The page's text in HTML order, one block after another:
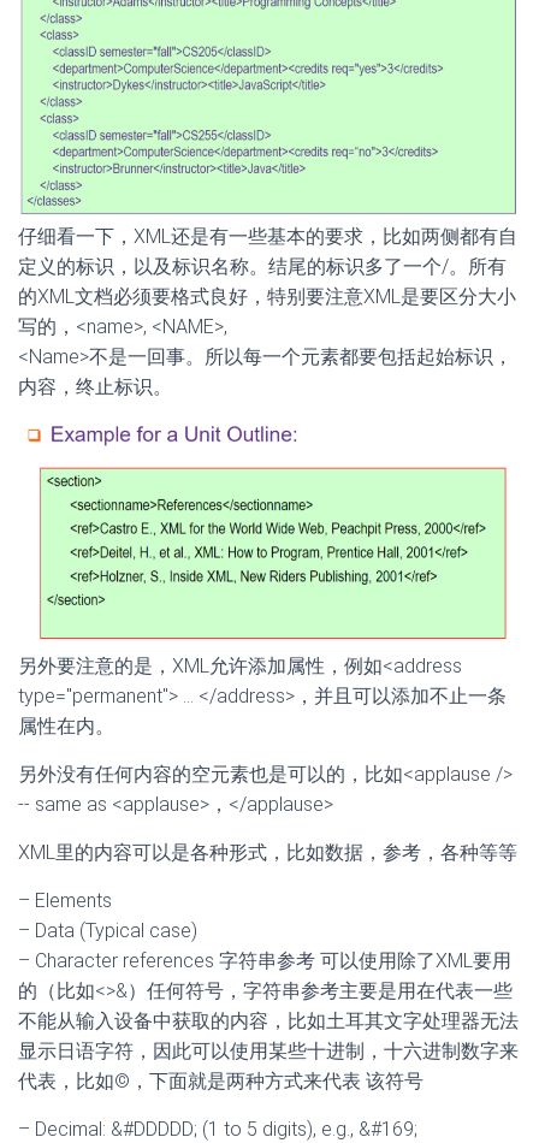
仔细看一下，XML还是有一些基本的要求，比如两侧都有自
定义的标识，以及标识名称。结尾的标识多了一个/。所有
的XML文档必须要格式良好，特别要注意XML是要区分大小
写的，<name>, <NAME>,
<Name>不是一回事。所以每一个元素都要包括起始标识，
内容，终止标识。
另外要注意的是，XML允许添加属性，例如<address
type="permanent"> ... </address>，并且可以添加不止一条
属性在内。
另外没有任何内容的空元素也是可以的，比如<applause />
-- same as <applause>，</applause>
XML里的内容可以是各种形式，比如数据，参考，各种等等
– Elements
– Data (Typical case)
– Character references 字符串参考 可以使用除了XML要用
的（比如<>&）任何符号，字符串参考主要是用在代表一些
不能从输入设备中获取的内容，比如土耳其文字处理器无法
显示日语字符，因此可以使用某些十进制，十六进制数字来
代表，比如©，下面就是两种方式来代表 该符号
– Decimal: &#DDDDD; (1 to 5 digits), e.g., &#169;